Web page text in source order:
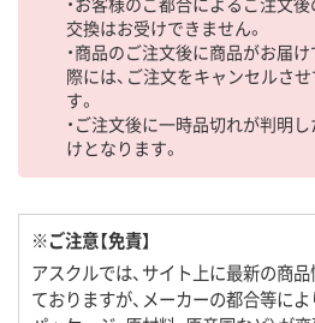
交換はお受けできません。
・商品のご注文後に商品がお届
際には、ご注文をキャンセルさ
す。
・ご注文後に一時品切れが判明
けとなります。
※ご注意【免責】
アスクルでは、サイト上に最新の商
ておりますが、メーカーの都合等によ